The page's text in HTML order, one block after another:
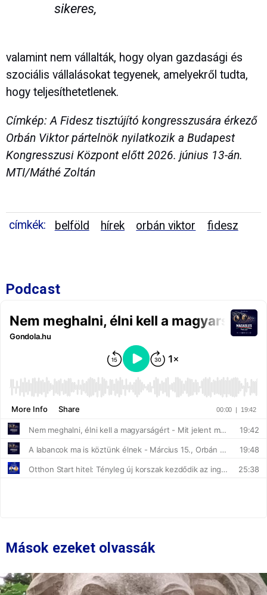
sikeres,
valamint nem vállalták, hogy olyan gazdasági és
szociális vállalásokat tegyenek, amelyekről tudta,
hogy teljesíthetetlenek.
Címkép: A Fidesz tisztújító kongresszusára érkező
Orbán Viktor pártelnök nyilatkozik a Budapest
Kongresszusi Központ előtt 2026. június 13-án.
MTI/Máthé Zoltán
címkék: belföld hírek orbán viktor fidesz
Podcast
Mások ezeket olvassák